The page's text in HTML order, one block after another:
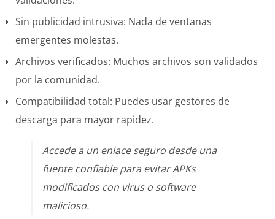
Sin publicidad intrusiva: Nada de ventanas
emergentes molestas.
Archivos verificados: Muchos archivos son validados
por la comunidad.
Compatibilidad total: Puedes usar gestores de
descarga para mayor rapidez.
Accede a un enlace seguro desde una
fuente confiable para evitar APKs
modificados con virus o software
malicioso.